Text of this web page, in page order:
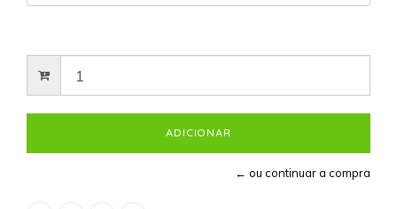
← ou continuar a compra